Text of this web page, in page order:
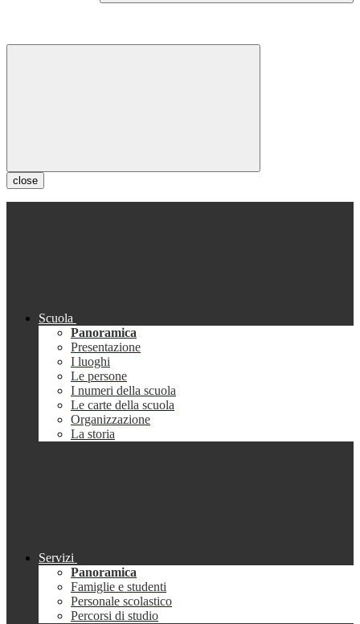
close
Scuola
Panoramica
Presentazione
I luoghi
Le persone
I numeri della scuola
Le carte della scuola
Organizzazione
La storia
Servizi
Panoramica
Famiglie e studenti
Personale scolastico
Percorsi di studio